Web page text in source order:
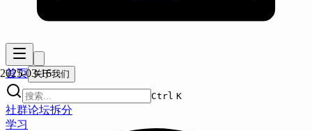
首页 关于我们
Ctrl K
社群论坛拆分
学习
2025-03-16